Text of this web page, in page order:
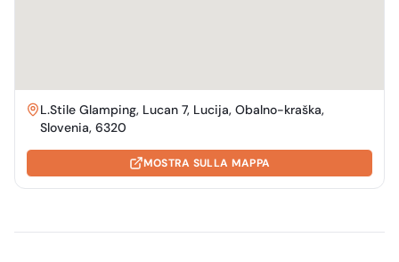
L.Stile Glamping, Lucan 7, Lucija, Obalno-kraška,
Slovenia, 6320
MOSTRA SULLA MAPPA